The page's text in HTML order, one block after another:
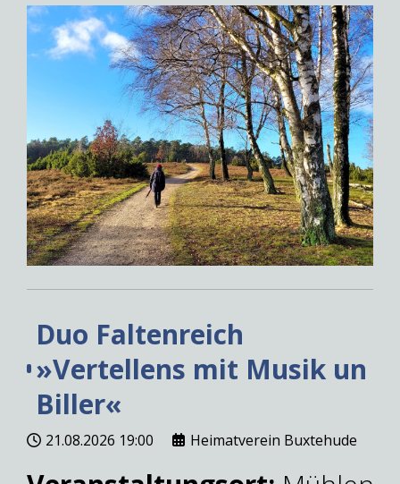
Duo Faltenreich
»Vertellens mit Musik un
Biller«
21.08.2026 19:00 Heimatverein Buxtehude